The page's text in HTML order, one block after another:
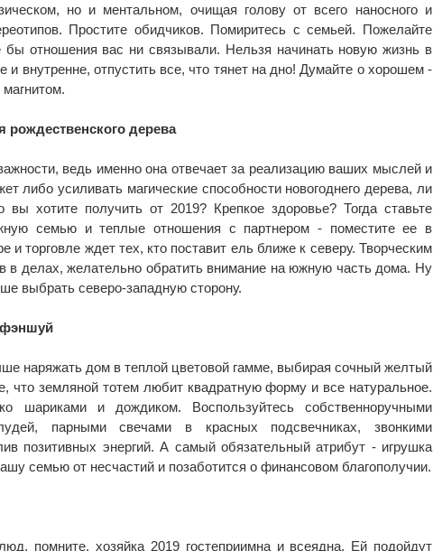
но и ментальном, очищая голову от всего наносного и
Простите обидчиков. Помиритесь с семьей. Пожелайте
бы отношения вас ни связывали. Нельзя начинать новую жизнь в
внутренне, отпустить все, что тянет на дно! Думайте о хорошем -
магнитом.
дерева
ведь именно она отвечает за реализацию ваших мыслей и
либо усиливать магические способности новогоднего дерева, ли
хотите получить от 2019? Крепкое здоровье? Тогда ставьте
семью и теплые отношения с партнером - поместите ее в
и торговле ждет тех, кто поставит ель ближе к северу. Творческим
в делах, желательно обратить внимание на южную часть дома. Ну
выбрать северо-западную сторону.
фэншуй
наряжать дом в теплой цветовой гамме, выбирая сочный желтый
что земляной тотем любит квадратную форму и все натуральное.
шариками и дождиком. Воспользуйтесь собственноручными
парными свечами в красных подсвечниках, звонкими
позитивных энергий. А самый обязательный атрибут - игрушка
семью от несчастий и позаботится о финансовом благополучии.
помните, хозяйка 2019 гостеприимна и всеядна. Ей подойдут